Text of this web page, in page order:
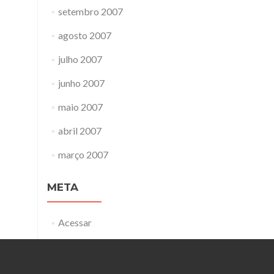
setembro 2007
agosto 2007
julho 2007
junho 2007
maio 2007
abril 2007
março 2007
META
Acessar